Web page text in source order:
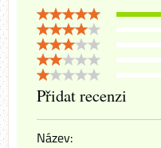
Přidat recenzi
Název: